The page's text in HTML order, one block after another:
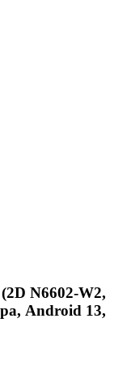
N6602-W2,
Android 13,